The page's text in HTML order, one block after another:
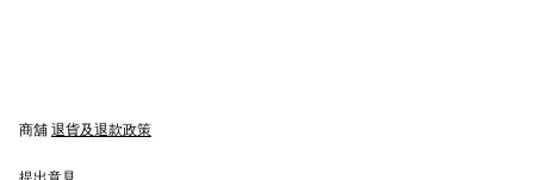
商舖 退貨及退款政策